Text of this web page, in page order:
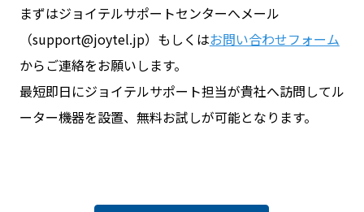
まずはジョイテルサポートセンターへメール
（support@joytel.jp）もしくはお問い合わせフォーム
からご連絡をお願いします。
最短即日にジョイテルサポート担当が貴社へ訪問してル
ーター機器を設置、無料お試しが可能となります。